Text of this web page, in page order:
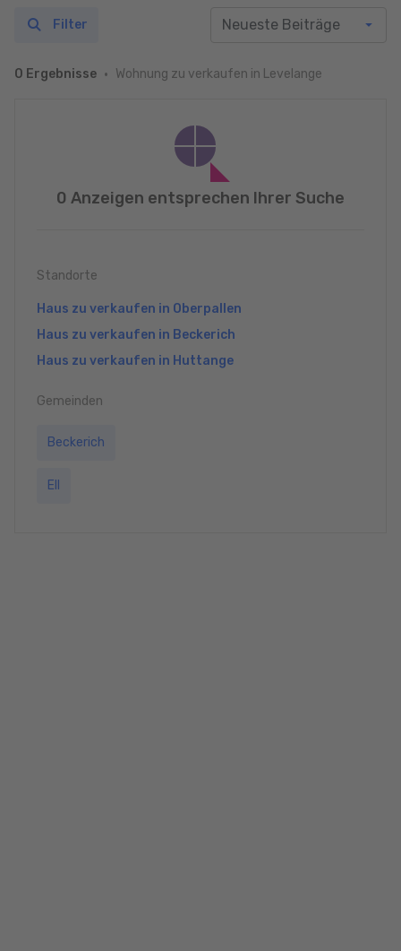
0 Ergebnisse Wohnung zu verkaufen in Levelange
Filter
0 Anzeigen entsprechen Ihrer Suche
Standorte
Haus zu verkaufen in Oberpallen
Haus zu verkaufen in Beckerich
Haus zu verkaufen in Huttange
Gemeinden
Beckerich
Ell